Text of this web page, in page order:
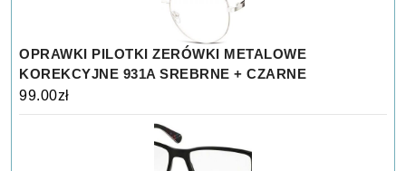
OPRAWKI PILOTKI ZERÓWKI METALOWE
KOREKCYJNE 931A SREBRNE + CZARNE
99.00zł